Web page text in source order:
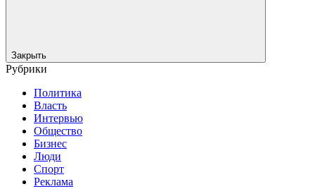
Закрыть
Рубрики
Политика
Власть
Интервью
Общество
Бизнес
Люди
Спорт
Реклама